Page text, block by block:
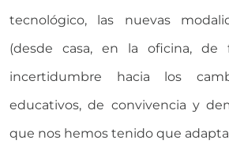
tecnológico, las nuevas
(desde casa, en la oficina, de
incertidumbre hacia los
educativos, de convivencia y
que nos hemos tenido que